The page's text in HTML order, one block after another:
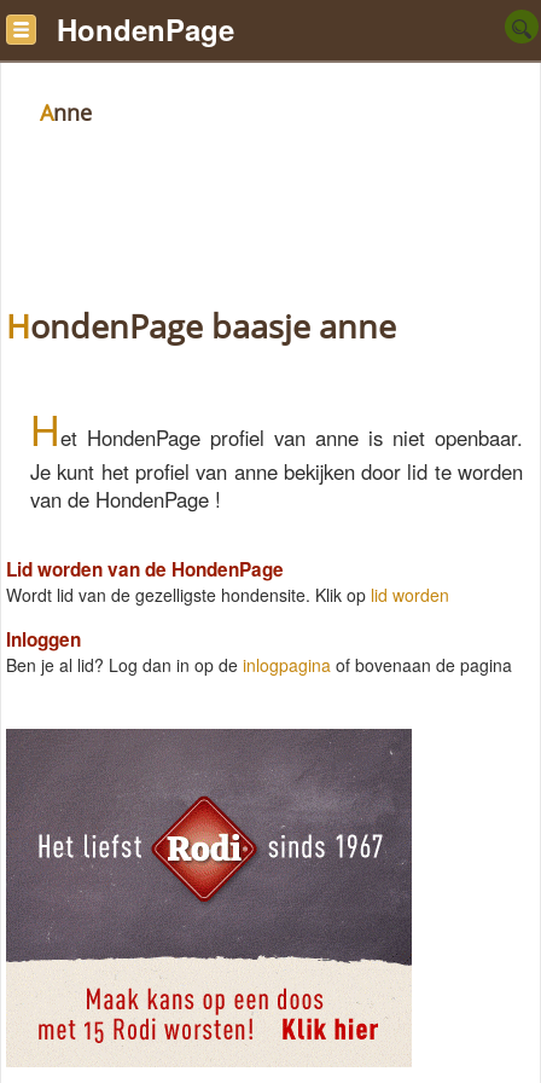
HondenPage
Anne
HondenPage baasje anne
Het HondenPage profiel van anne is niet openbaar.
Je kunt het profiel van anne bekijken door lid te worden
van de HondenPage !
Lid worden van de HondenPage
Wordt lid van de gezelligste hondensite. Klik op lid worden
Inloggen
Ben je al lid? Log dan in op de inlogpagina of bovenaan de pagina